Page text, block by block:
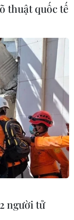
vực kinh
Kosherbayev
dẫn mà các
tới.
thuật quốc tế
người tử